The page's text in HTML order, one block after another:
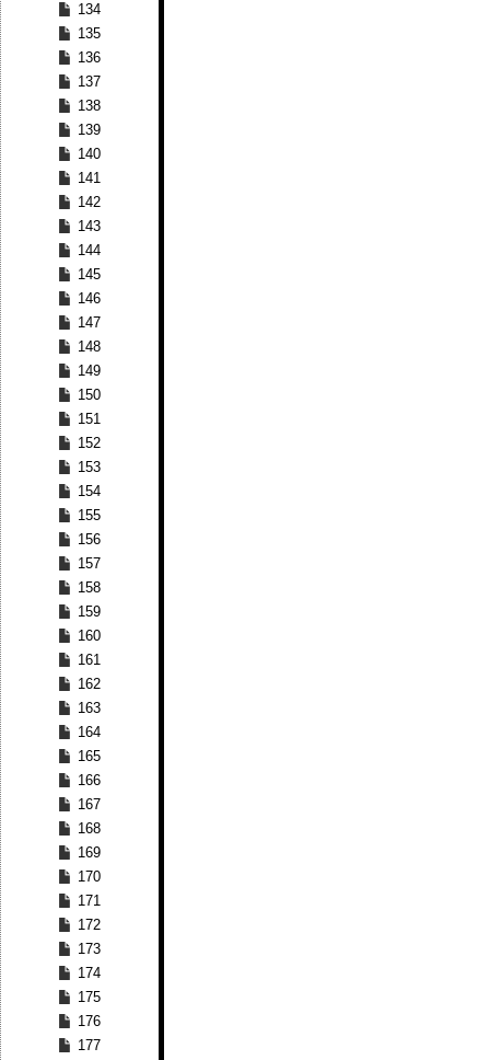
134
135
136
137
138
139
140
141
142
143
144
145
146
147
148
149
150
151
152
153
154
155
156
157
158
159
160
161
162
163
164
165
166
167
168
169
170
171
172
173
174
175
176
177